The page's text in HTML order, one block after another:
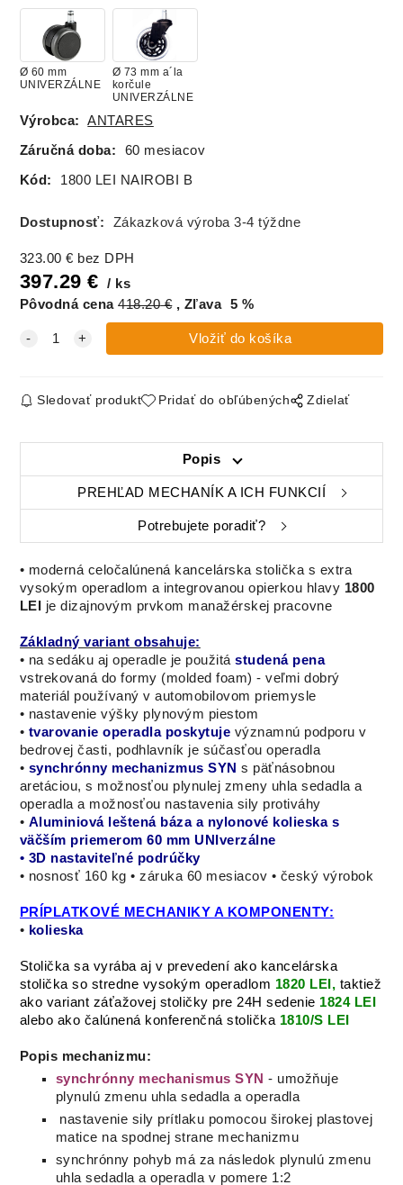
Ø 60 mm
UNIVERZÁLNE
Ø 73 mm a´la
korčule
UNIVERZÁLNE
Výrobca: ANTARES
Záručná doba: 60 mesiacov
Kód: 1800 LEI NAIROBI B
Dostupnosť: Zákazková výroba 3-4 týždne
323.00 € bez DPH
397.29 €
ks
Pôvodná cena 418.20€ Zľava 5 %
Sledovať produkt Pridať do obľúbených Zdielať
Popis
PREHĽAD MECHANÍK A ICH FUNKCIÍ
Potrebujete poradiť?
• moderná celočalúnená kancelárska stolička s extra
vysokým operadlom a integrovanou opierkou hlavy 1800
LEI je dizajnovým prvkom manažérskej pracovne
Základný variant obsahuje:
• na sedáku aj operadle je použitástudená pena
vstrekovaná do formy (molded foam) - veľmi dobrý
materiál používaný v automobilovom priemysle
• nastavenie výšky plynovým piestom
• tvarovanie operadla poskytuje významnú podporu v
bedrovej časti, podhlavník je súčasťou operadla
• synchrónny mechanizmus SYN s päťnásobnou
aretáciou, s možnosťou plynulej zmeny uhla sedadla a
operadla a možnosťou nastavenia sily protiváhy
• Aluminiová leštená báza a nylonové kolieska s
väčším priemerom 60 mm UNIverzálne
• 3D nastaviteľné podrúčky
• nosnosť 160 kg • záruka 60 mesiacov • český výrobok
PRÍPLATKOVÉ MECHANIKY A KOMPONENTY:
• kolieska
Stolička sa vyrába aj v prevedení ako kancelárska
stolička so stredne vysokým operadlom 1820 LEI, taktiež
ako variant záťažovej stoličky pre 24H sedenie 1824 LEI
alebo ako čalúnená konferenčná stolička 1810/S LEI
Popis mechanizmu:
synchrónny mechanismus SYN - umožňuje
plynulú zmenu uhla sedadla a operadla
nastavenie sily prítlaku pomocou širokej plastovej
matice na spodnej strane mechanizmu
synchrónny pohyb má za následok plynulú zmenu
uhla sedadla a operadla v pomere 1:2